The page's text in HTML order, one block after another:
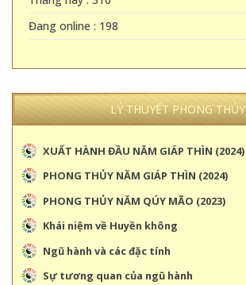
Đang online : 198
LÝ THUYẾT PHONG THỦY
XUẤT HÀNH ĐẦU NĂM GIÁP THÌN (2024)
PHONG THỦY NĂM GIÁP THÌN (2024)
PHONG THỦY NĂM QÚY MÃO (2023)
Khái niệm về Huyền không
Ngũ hành và các đặc tính
Sự tương quan của ngũ hành